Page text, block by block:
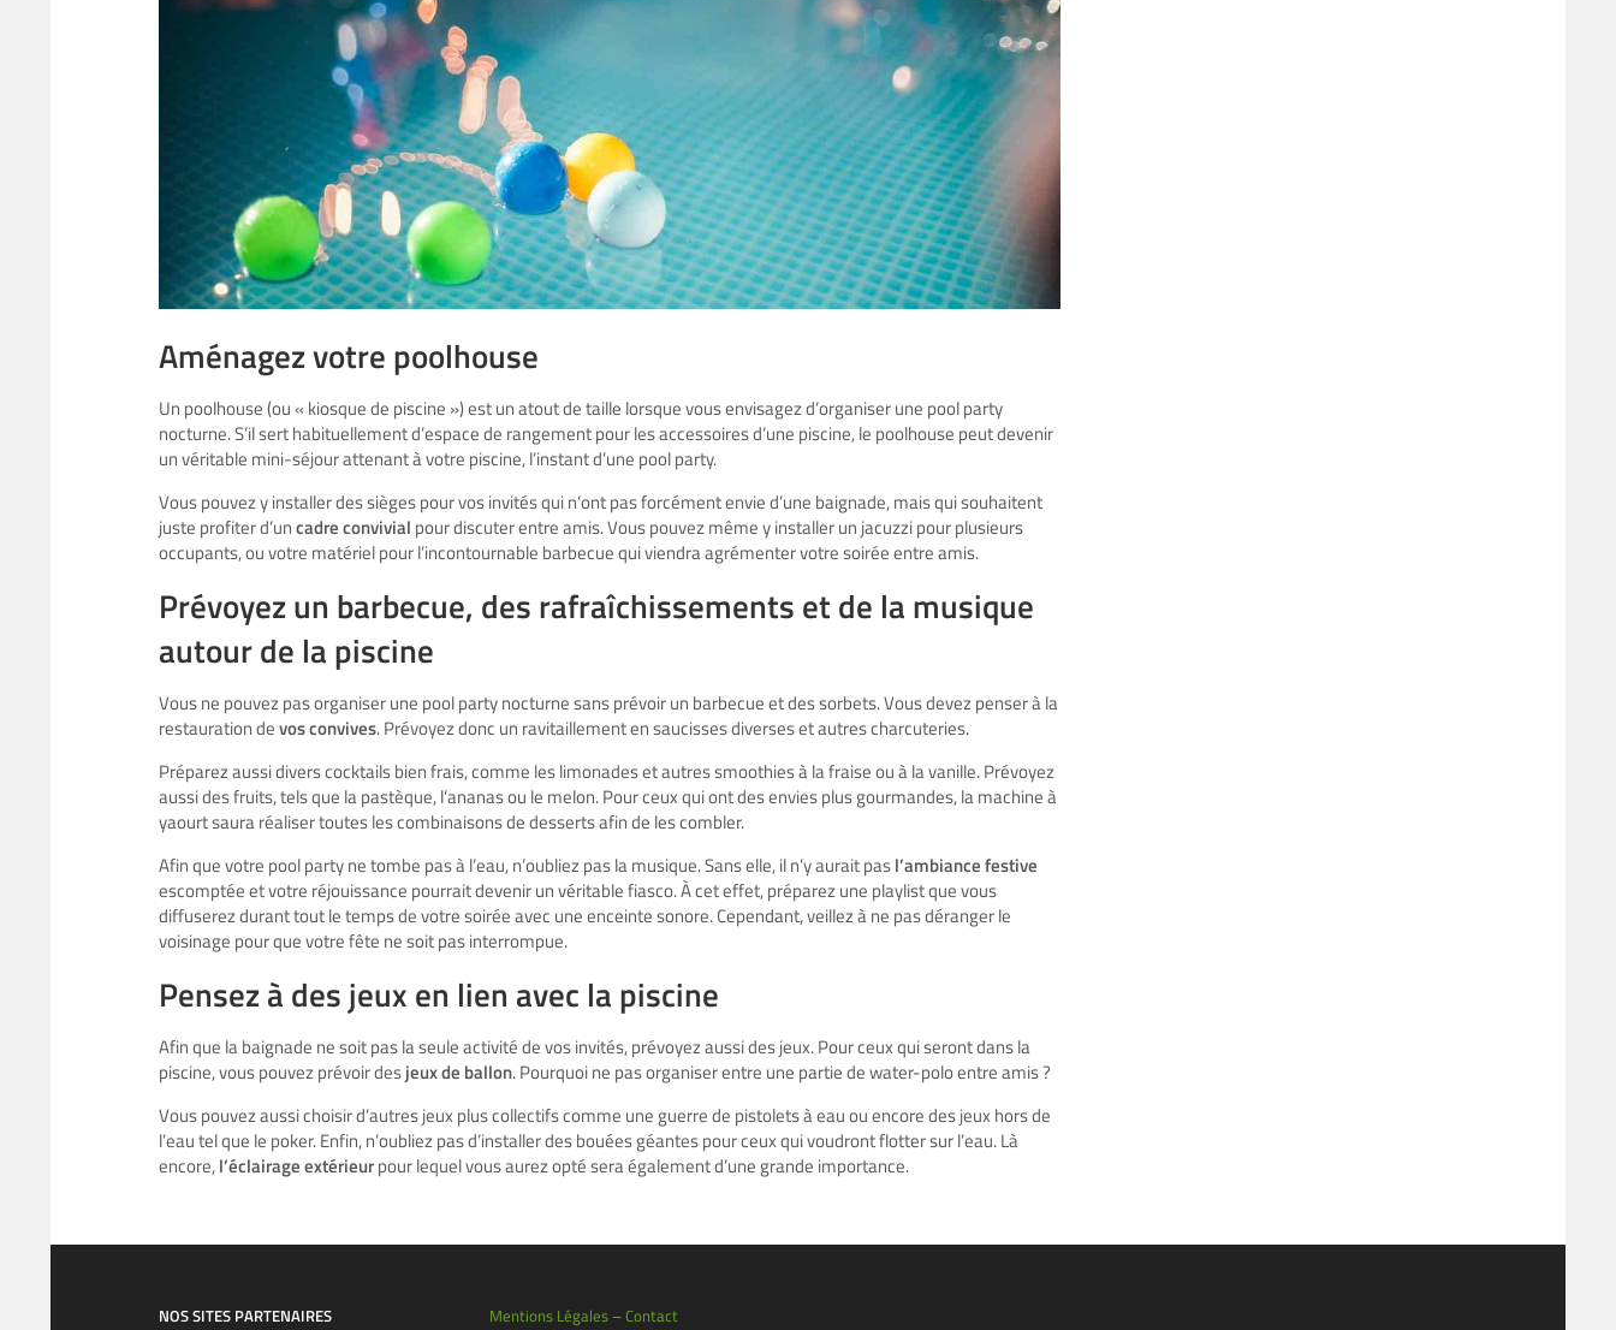
Aménagez votre poolhouse
Un poolhouse (ou « kiosque de piscine ») est un atout de taille lorsque vous envisagez d’organiser une pool party
nocturne. S’il sert habituellement d’espace de rangement pour les accessoires d’une piscine, le poolhouse peut devenir
un véritable mini-séjour attenant à votre piscine, l’instant d’une pool party.
Vous pouvez y installer des sièges pour vos invités qui n’ont pas forcément envie d’une baignade, mais qui souhaitent
juste profiter d’uncadre convivial pour discuter entre amis. Vous pouvez même y installer un jacuzzi pour plusieurs
occupants, ou votre matériel pour l’incontournable barbecue qui viendra agrémenter votre soirée entre amis.
Prévoyez un barbecue, des rafraîchissements et de la musique
autour de la piscine
Vous ne pouvez pas organiser une pool party nocturne sans prévoir un barbecue et des sorbets. Vous devez penser à la
restauration devos convives. Prévoyez donc un ravitaillement en saucisses diverses et autres charcuteries.
Préparez aussi divers cocktails bien frais, comme les limonades et autres smoothies à la fraise ou à la vanille. Prévoyez
aussi des fruits, tels que la pastèque, l’ananas ou le melon. Pour ceux qui ont des envies plus gourmandes, la machine à
yaourt saura réaliser toutes les combinaisons de desserts afin de les combler.
Afin que votre pool party ne tombe pas à l’eau, n’oubliez pas la musique. Sans elle, il n’y aurait pasl’ambiance festive
escomptée et votre réjouissance pourrait devenir un véritable fiasco. À cet effet, préparez une playlist que vous
diffuserez durant tout le temps de votre soirée avec une enceinte sonore. Cependant, veillez à ne pas déranger le
voisinage pour que votre fête ne soit pas interrompue.
Pensez à des jeux en lien avec la piscine
Afin que la baignade ne soit pas la seule activité de vos invités, prévoyez aussi des jeux. Pour ceux qui seront dans la
piscine, vous pouvez prévoir desjeux de ballon. Pourquoi ne pas organiser entre une partie de water-polo entre amis ?
Vous pouvez aussi choisir d’autres jeux plus collectifs comme une guerre de pistolets à eau ou encore des jeux hors de
l’eau tel que le poker. Enfin, n’oubliez pas d’installer des bouées géantes pour ceux qui voudront flotter sur l’eau. Là
encore,l’éclairage extérieurpour lequel vous aurez opté sera également d’une grande importance.
NOS SITES PARTENAIRES Mentions Légales –Contact